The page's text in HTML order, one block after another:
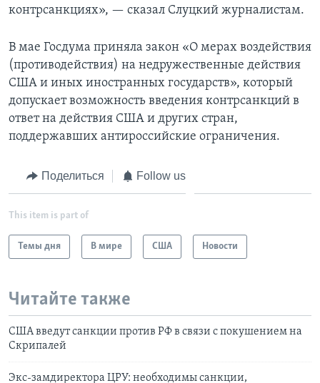
контрсанкциях», — сказал Слуцкий журналистам.
В мае Госдума приняла закон «О мерах воздействия
(противодействия) на недружественные действия
США и иных иностранных государств», который
допускает возможность введения контрсанкций в
ответ на действия США и других стран,
поддержавших антироссийские ограничения.
Поделиться Follow us
This item is part of
Темы дня В мире США Новости
Читайте также
США введут санкции против РФ в связи с покушением на
Скрипалей
Экс-замдиректора ЦРУ: необходимы санкции,